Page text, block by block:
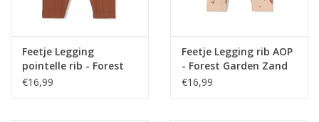
Feetje Legging
pointelle rib - Forest
Garden Bruin
€16,99
Feetje Legging rib AOP
- Forest Garden Zand
€16,99